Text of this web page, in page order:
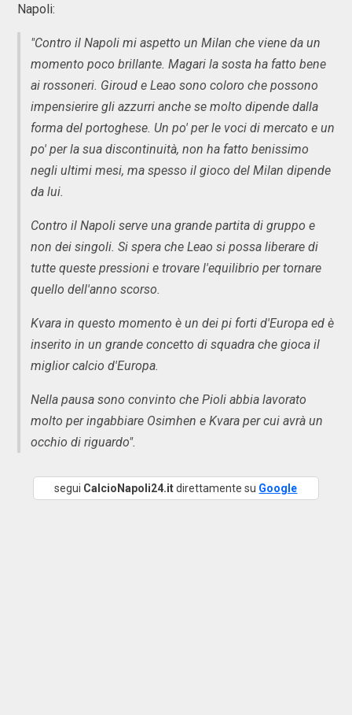
Napoli:
"Contro il Napoli mi aspetto un Milan che viene da un
momento poco brillante. Magari la sosta ha fatto bene
ai rossoneri. Giroud e Leao sono coloro che possono
impensierire gli azzurri anche se molto dipende dalla
forma del portoghese. Un po' per le voci di mercato e un
po' per la sua discontinuità, non ha fatto benissimo
negli ultimi mesi, ma spesso il gioco del Milan dipende
da lui.
Contro il Napoli serve una grande partita di gruppo e
non dei singoli. Si spera che Leao si possa liberare di
tutte queste pressioni e trovare l'equilibrio per tornare
quello dell'anno scorso.
Kvara in questo momento è un dei pi forti d'Europa ed è
inserito in un grande concetto di squadra che gioca il
miglior calcio d'Europa.
Nella pausa sono convinto che Pioli abbia lavorato
molto per ingabbiare Osimhen e Kvara per cui avrà un
occhio di riguardo".
segui CalcioNapoli24.itdirettamente su Google